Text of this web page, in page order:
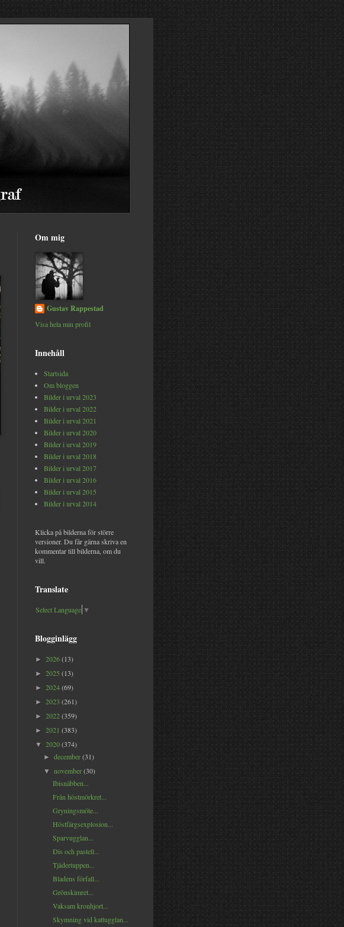
Om mig
Gustav Rappestad
Visa hela min profil
Innehåll
Startsida
Om bloggen
Bilder i urval 2023
Bilder i urval 2022
Bilder i urval 2021
Bilder i urval 2020
Bilder i urval 2019
Bilder i urval 2018
Bilder i urval 2017
Bilder i urval 2016
Bilder i urval 2015
Bilder i urval 2014
Klicka på bilderna för större
versioner. Du får gärna skriva en
kommentar till bilderna, om du
vill.
Translate
Select Language ▼
Blogginlägg
► 2026(13)
► 2025 (13)
► 2024(69)
► 2023 (261)
► 2022(359)
► 2021 (383)
▼ 2020(374)
►december(31)
▼november(30)
Ibisnäbben...
Från höstmörkret...
Gryningsmöte...
Höstfärgsexplosion...
Sparvugglan...
Dis och pastell...
Tjädertuppen...
Bladens förfall...
Grönskimret...
Vaksam kronhjort...
Skymning vid kattugglan...